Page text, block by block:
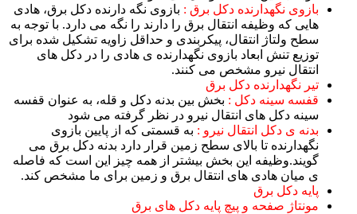
بازوی نگهدارنده دکل برق : بازوی نگه دارنده دکل برق، هادی
هایی که وظیفه انتقال برق را دارند را نگه می دارد. با توجه به
سطح ولتاژ انتقال، پیکربندی و حداقل زاویه تشکیل شده برای
توزیع تنش ابعاد بازوی نگهدارنده ی هادی را در دکل های
انتقال نیرو مشخص می کنند.
تیر نگهدارنده دکل برق
قفسه سینه دکل : بخش بین بدنه دکل و قله، به عنوان قفسه
سینه دکل های انتقال نیرو در نظر گرفته می شود
بدنه ی دکل انتقال نیرو : به قسمتی که از پایین بازوی
نگهدارنده تا بالای سطح زمین قرار دارد بدنه دکل برق می
گویند.وظیفه این بخش بیشتر از همه چیز این است که فاصله
ی میان هادی های انتقال برق و زمین برای ما مشخص کند.
پایه دکل برق
مونتاژ صفحه و پیچ پایه دکل های برق